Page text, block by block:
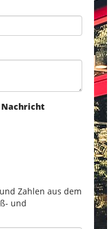
Nachricht
Zahlen aus dem
und